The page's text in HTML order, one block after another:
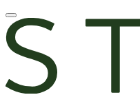
Skip
to
content
Öppna
huvudmeny